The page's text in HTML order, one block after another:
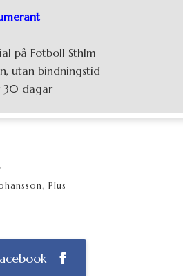
på Fotboll Sthlm
utan bindningstid
30 dagar
, Plus